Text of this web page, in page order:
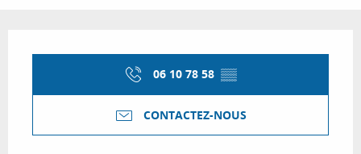
06 10 78 58 ▒▒
CONTACTEZ-NOUS